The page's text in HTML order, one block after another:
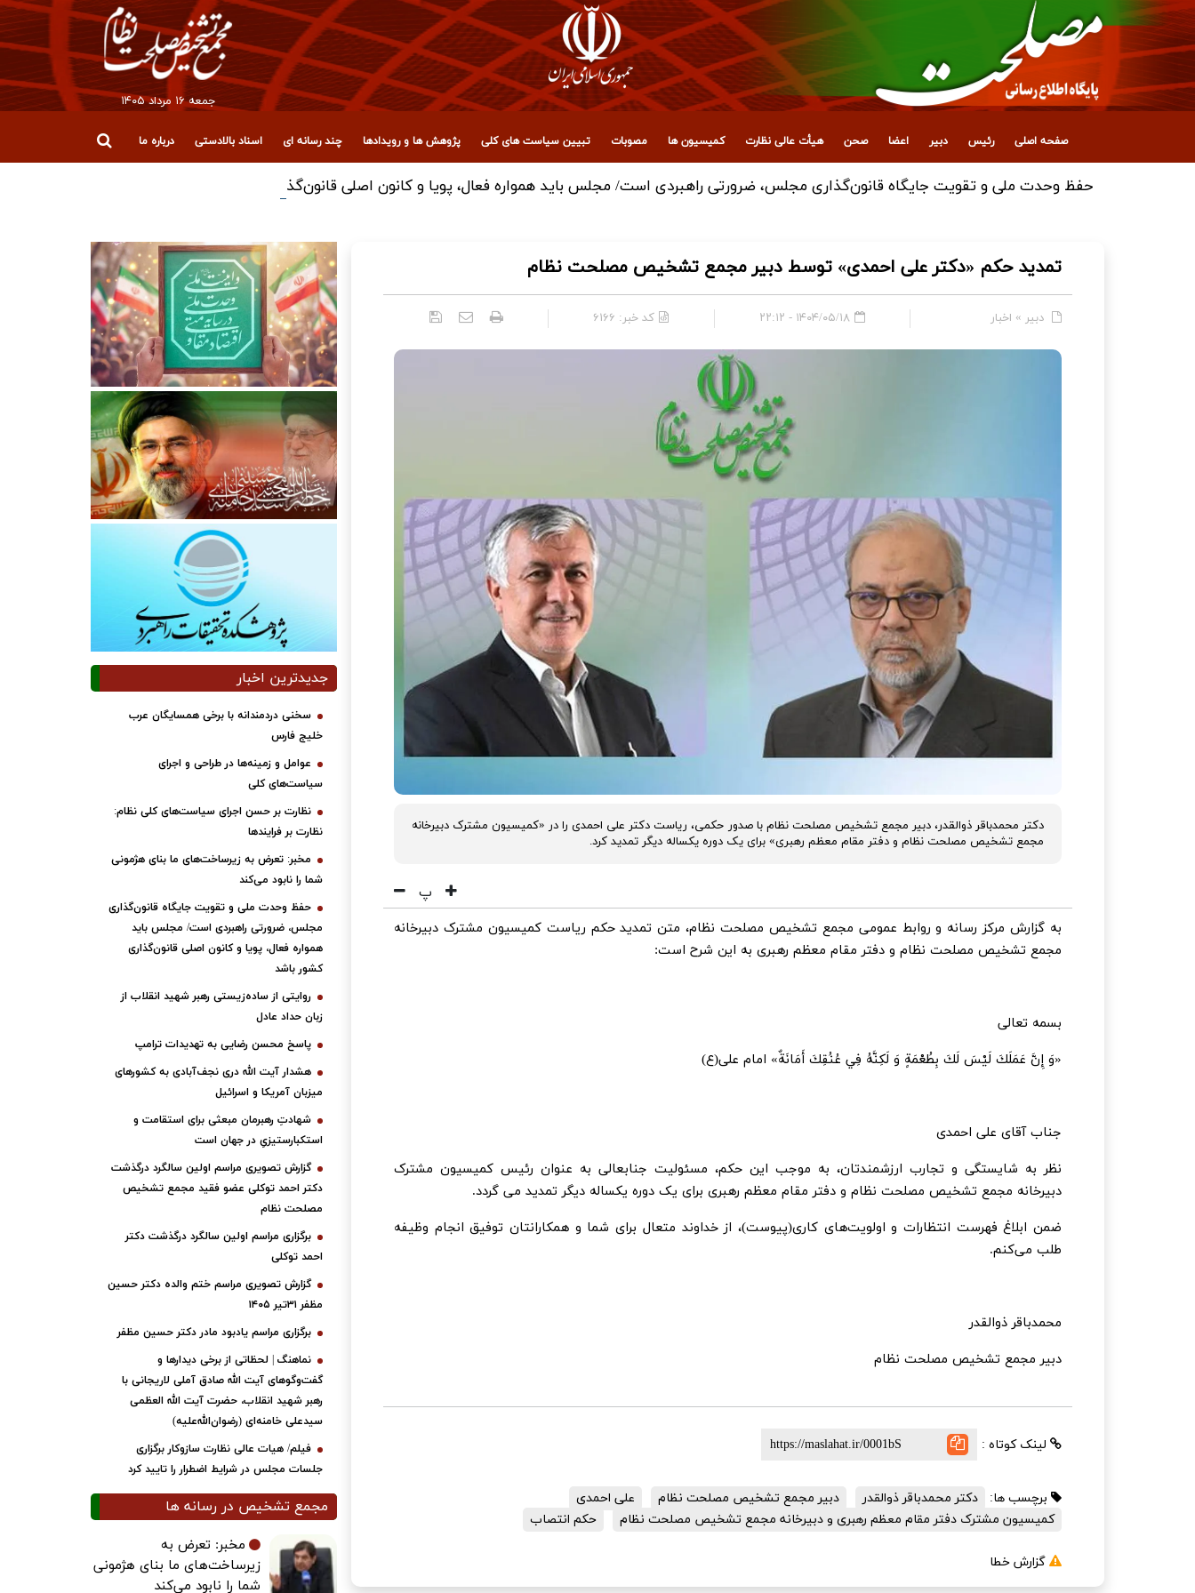
جمعه ۱۶ مرداد ۱۴۰۵
صفحه اصلی رئیس دبیر اعضا صحن هیأت عالی نظارت کمیسیون ها مصوبات تبیین سیاست های کلی پژوهش ها و رویدادها چند رسانه ای اسناد بالادستی درباره ما
حفظ وحدت ملی و تقویت جایگاه قانون‌گذاری مجلس، ضرورتی راهبردی است/ مجلس باید همواره فعال، پویا و کانون اصلی قانون‌گذاری کشور باشد
تمدید حکم «دکتر علی احمدی» توسط دبیر مجمع تشخیص مصلحت نظام
دبیر » اخبار ۱۴۰۴/۰۵/۱۸ - ۲۲:۱۲ کد خبر: ۶۱۶۶
دکتر محمدباقر ذوالقدر، دبیر مجمع تشخیص مصلحت نظام با صدور حکمی، ریاست دکتر علی احمدی را در «کمیسیون مشترک دبیرخانه
مجمع تشخیص مصلحت نظام و دفتر مقام معظم رهبری» برای یک دوره یکساله دیگر تمدید کرد.
پ
به گزارش مرکز رسانه و روابط عمومی مجمع تشخیص مصلحت نظام، متن تمدید حکم ریاست کمیسیون مشترک دبیرخانه
مجمع تشخیص مصلحت نظام و دفتر مقام معظم رهبری به این شرح است:
بسمه تعالی
«وَ إِنَّ عَمَلَكَ لَيْسَ لَكَ بِطُعْمَةٍ وَ لَكِنَّهُ فِي عُنُقِكَ أَمَانَةٌ» امام علی(ع)
جناب آقای علی احمدی
نظر به شایستگی و تجارب ارزشمندتان، به موجب این حکم، مسئولیت جنابعالی به عنوان رئیس کمیسیون مشترک
دبیرخانه مجمع تشخیص مصلحت نظام و دفتر مقام معظم رهبری برای یک دوره یکساله دیگر تمدید می گردد.
ضمن ابلاغ فهرست انتظارات و اولویت‌های کاری(پیوست)، از خداوند متعال برای شما و همکارانتان توفیق انجام وظیفه
طلب می‌کنم.
محمدباقر ذوالقدر
دبیر مجمع تشخیص مصلحت نظام
لینک کوتاه :
برچسب ها: دکتر محمدباقر ذوالقدر دبیر مجمع تشخیص مصلحت نظام
علی احمدی
کمیسیون مشترک دفتر مقام معظم رهبری و دبیرخانه مجمع تشخیص مصلحت نظام
حکم انتصاب
گزارش خطا
جدیدترین اخبار
سخنی دردمندانه با برخی همسایگان عرب
خلیج فارس
عوامل و زمینه‌ها در طراحی و اجرای
سیاست‌های کلی
نظارت بر حسن اجرای سیاست‌های کلی نظام:
نظارت بر فرایندها
مخبر: تعرض به زیرساخت‌های ما بنای هژمونی
شما را نابود می‌کند
حفظ وحدت ملی و تقویت جایگاه قانون‌گذاری
مجلس، ضرورتی راهبردی است/ مجلس باید
همواره فعال، پویا و کانون اصلی قانون‌گذاری
کشور باشد
روایتی از ساده‌زیستی رهبر شهید انقلاب از
زبان حداد عادل
پاسخ محسن رضایی به تهدیدات ترامپ
هشدار آیت الله دری نجف‌آبادی به کشورهای
میزبان آمریکا و اسرائیل
شهادتِ رهبرمان مبعثی برای استقامت و
استکبارستیزیِ در جهان است
گزارش تصویری مراسم اولین سالگرد درگذشت
دکتر احمد توکلی عضو فقید مجمع تشخیص
مصلحت نظام
برگزاری مراسم اولین سالگرد درگذشت دکتر
احمد توکلی
گزارش تصویری مراسم ختم والده دکتر حسین
مظفر ۳۱تیر ۱۴۰۵
برگزاری مراسم یادبود مادر دکتر حسین مظفر
نماهنگ | لحظاتی از برخی دیدارها و
گفت‌وگوهای آیت ‌الله صادق آملی لاریجانی با
رهبر شهید انقلاب، حضرت آیت‌ الله العظمی
سیدعلی خامنه‌ای (رضوان‌الله‌علیه)
فیلم/ هیات عالی نظارت سازوکار برگزاری
جلسات مجلس در شرایط اضطرار را تایید کرد
مجمع تشخیص در رسانه ها
مخبر: تعرض به
زیرساخت‌های ما بنای هژمونی
شما را نابود می‌کند